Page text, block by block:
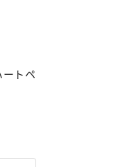
トペ